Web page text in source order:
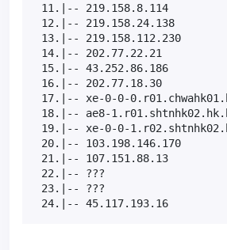
11.|-- 219.158.8.114
12.|-- 219.158.24.138
13.|-- 219.158.112.230
14.|-- 202.77.22.21
15.|-- 43.252.86.186
16.|-- 202.77.18.30
17.|-- xe-0-0-
18.|-- ae8-
19.|-- xe-0-0-
20.|-- 103.198.146.170
21.|-- 107.151.88.13
22.|-- ???
23.|-- ???
24.|-- 45.117.193.16